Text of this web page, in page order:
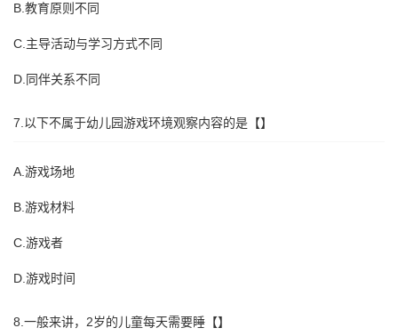
B.教育原则不同
C.主导活动与学习方式不同
D.同伴关系不同
7.以下不属于幼儿园游戏环境观察内容的是【】
A.游戏场地
B.游戏材料
C.游戏者
D.游戏时间
8.一般来讲，2岁的儿童每天需要睡【】